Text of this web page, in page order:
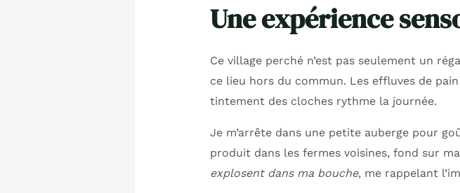
Une expérience
Ce village perché n’est pas seulement un
ce lieu hors du commun. Les effluves de
tintement des cloches rythme la journée.
Je m’arrête dans une petite auberge pour
produit dans les fermes voisines, fond sur
explosent dans ma bouche, me rappelant